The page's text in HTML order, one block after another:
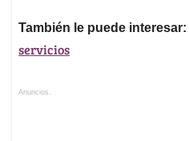
También le puede interesar:
servicios
Anuncios.